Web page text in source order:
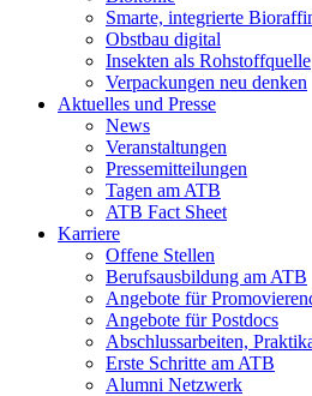
Smarte, integrierte
Obstbau digital
Insekten als Rohstoffquelle
Verpackungen neu denken
Aktuelles und Presse
News
Veranstaltungen
Pressemitteilungen
Tagen am ATB
ATB Fact Sheet
Karriere
Offene Stellen
Berufsausbildung am ATB
Angebote für
Angebote für Postdocs
Abschlussarbeiten,
Erste Schritte am ATB
Alumni Netzwerk